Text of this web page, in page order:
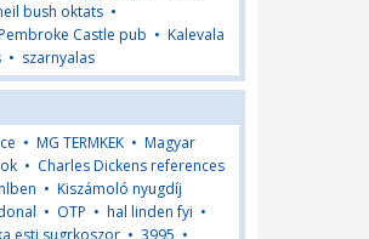
bush oktats •
Castle pub • Kalevala
• szarnyalas
• MG TERMKEK • Magyar
• Charles Dickens references
• Kiszámoló nyugdíj
• OTP • hal linden fyi •
esti sugrkoszor • 3995 •